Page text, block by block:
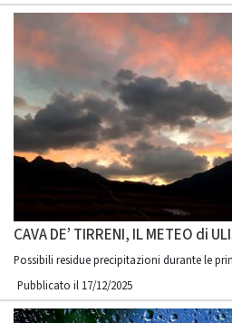
CAVA DE’ TIRRENI, IL METEO di
Possibili residue precipitazioni durante le
Pubblicato il 17/12/2025